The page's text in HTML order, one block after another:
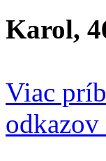
Karol,
Viac